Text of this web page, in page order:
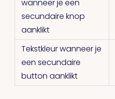
wanneer je een
secundaire knop
aanklikt
Tekstkleur wanneer je
een secundaire
button aanklikt